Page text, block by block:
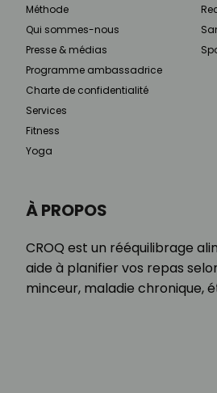
À PROPOS
CROQ est un rééquilibrage
aide à planifier vos repas
minceur, maladie chronique,
Méthode
Qui sommes-nous
Presse & médias
Programme ambassadrice
Charte de confidentialité
Services
Fitness
Yoga